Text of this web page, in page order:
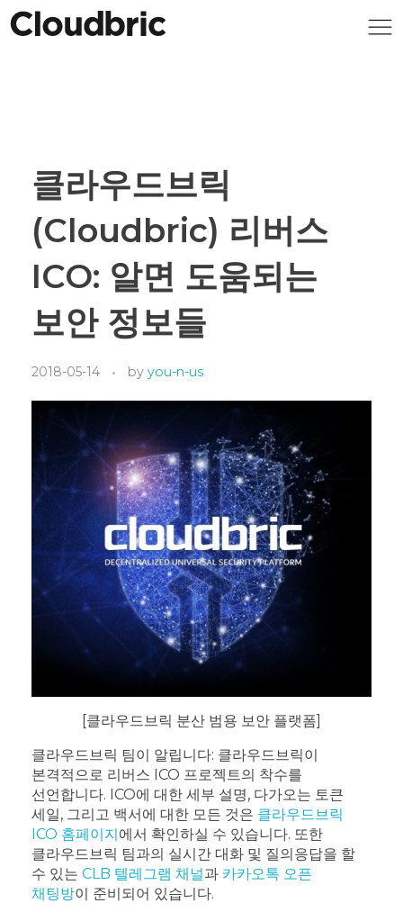
클라우드브릭
(Cloudbric) 리버스
ICO: 알면 도움되는
보안 정보들
2018-05-14 by you-n-us
[클라우드브릭 분산 범용 보안 플랫폼]
클라우드브릭 팀이 알립니다: 클라우드브릭이
본격적으로 리버스 ICO 프로젝트의 착수를
선언합니다. ICO에 대한 세부 설명, 다가오는 토큰
세일, 그리고 백서에 대한 모든 것은 클라우드브릭
ICO 홈페이지 에서 확인하실 수 있습니다. 또한
클라우드브릭 팀과의 실시간 대화 및 질의응답을 할
수 있는 CLB 텔레그램 채널과 카카오톡 오픈
채팅방이 준비되어 있습니다.